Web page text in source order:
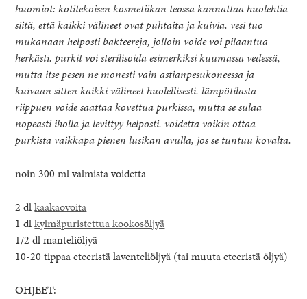
huomiot: kotitekoisen kosmetiikan teossa kannattaa huolehtia
siitä, että kaikki välineet ovat puhtaita ja kuivia. vesi tuo
mukanaan helposti bakteereja, jolloin voide voi pilaantua
herkästi. purkit voi sterilisoida esimerkiksi kuumassa vedessä,
mutta itse pesen ne monesti vain astianpesukoneessa ja
kuivaan sitten kaikki välineet huolellisesti. lämpötilasta
riippuen voide saattaa kovettua purkissa, mutta se sulaa
nopeasti iholla ja levittyy helposti. voidetta voikin ottaa
purkista vaikkapa pienen lusikan avulla, jos se tuntuu kovalta.
noin 300 ml valmista voidetta
2 dlkaakaovoita
1 dlkylmäpuristettua kookosöljyä
1/2 dl manteliöljyä
10-20 tippaa eteeristä laventeliöljyä (tai muuta eteeristä öljyä)
OHJEET: